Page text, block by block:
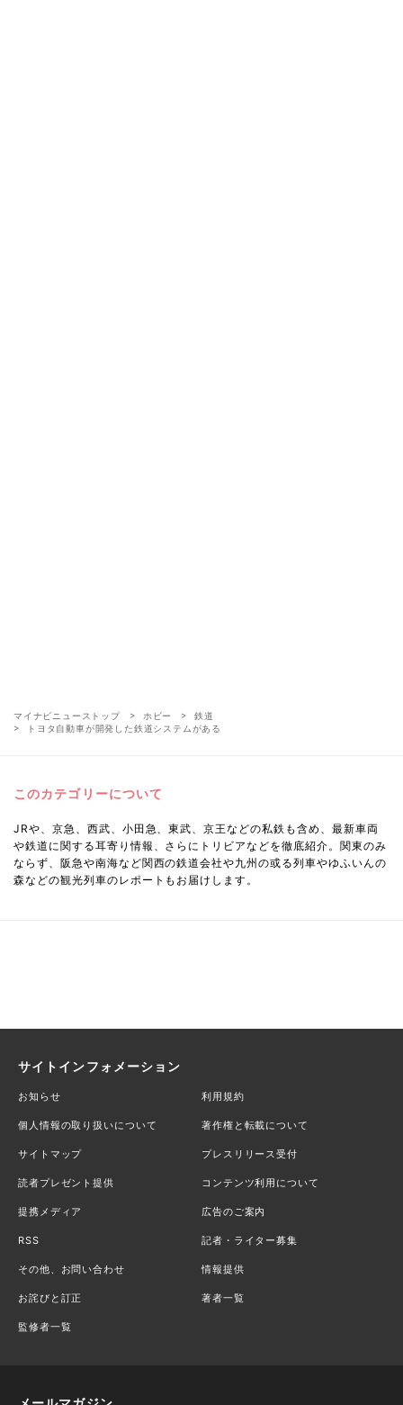
マイナビニューストップ ホビー
鉄道
トヨタ自動車が開発した鉄道システムがある
このカテゴリーについて
JRや、京急、西武、小田急、東武、京王などの私鉄も含め、最新車両
や鉄道に関する耳寄り情報、さらにトリビアなどを徹底紹介。関東のみ
ならず、阪急や南海など関西の鉄道会社や九州の或る列車やゆふいんの
森などの観光列車のレポートもお届けします。
サイトインフォメーション
お知らせ 利用規約
個人情報の取り扱いについて 著作権と転載について
サイトマップ プレスリリース受付
読者プレゼント提供 コンテンツ利用について
提携メディア 広告のご案内
RSS 記者・ライター募集
その他、お問い合わせ 情報提供
お詫びと訂正 著者一覧
監修者一覧